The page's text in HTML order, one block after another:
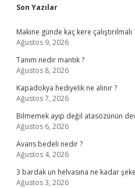
Sidebar
Son Yazılar
Makine günde kaç kere çalıştırılmalı
Ağustos 9, 2026
Tanım nedir mantık ?
Ağustos 8, 2026
Kapadokya hediyelik ne alınır ?
Ağustos 7, 2026
Bilmemek ayıp değil atasözünün
Ağustos 6, 2026
Avans bedeli nedir ?
Ağustos 4, 2026
3 bardak un helvasına ne kadar
Ağustos 3, 2026